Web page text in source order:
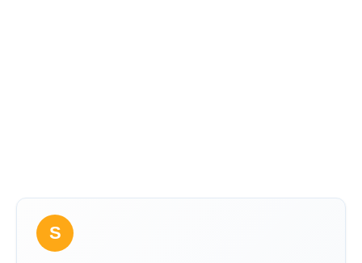
S